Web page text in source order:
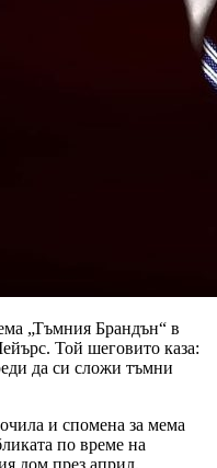
„Тъмния Брандън“ в
Той шеговито каза:
да си сложи тъмни
и спомена за мема
по време на